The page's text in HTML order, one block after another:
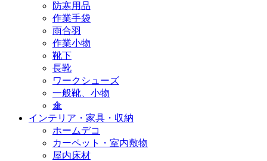
防寒用品
作業手袋
雨合羽
作業小物
靴下
長靴
ワークシューズ
一般靴、小物
傘
インテリア・家具・収納
ホームデコ
カーペット・室内敷物
屋内床材